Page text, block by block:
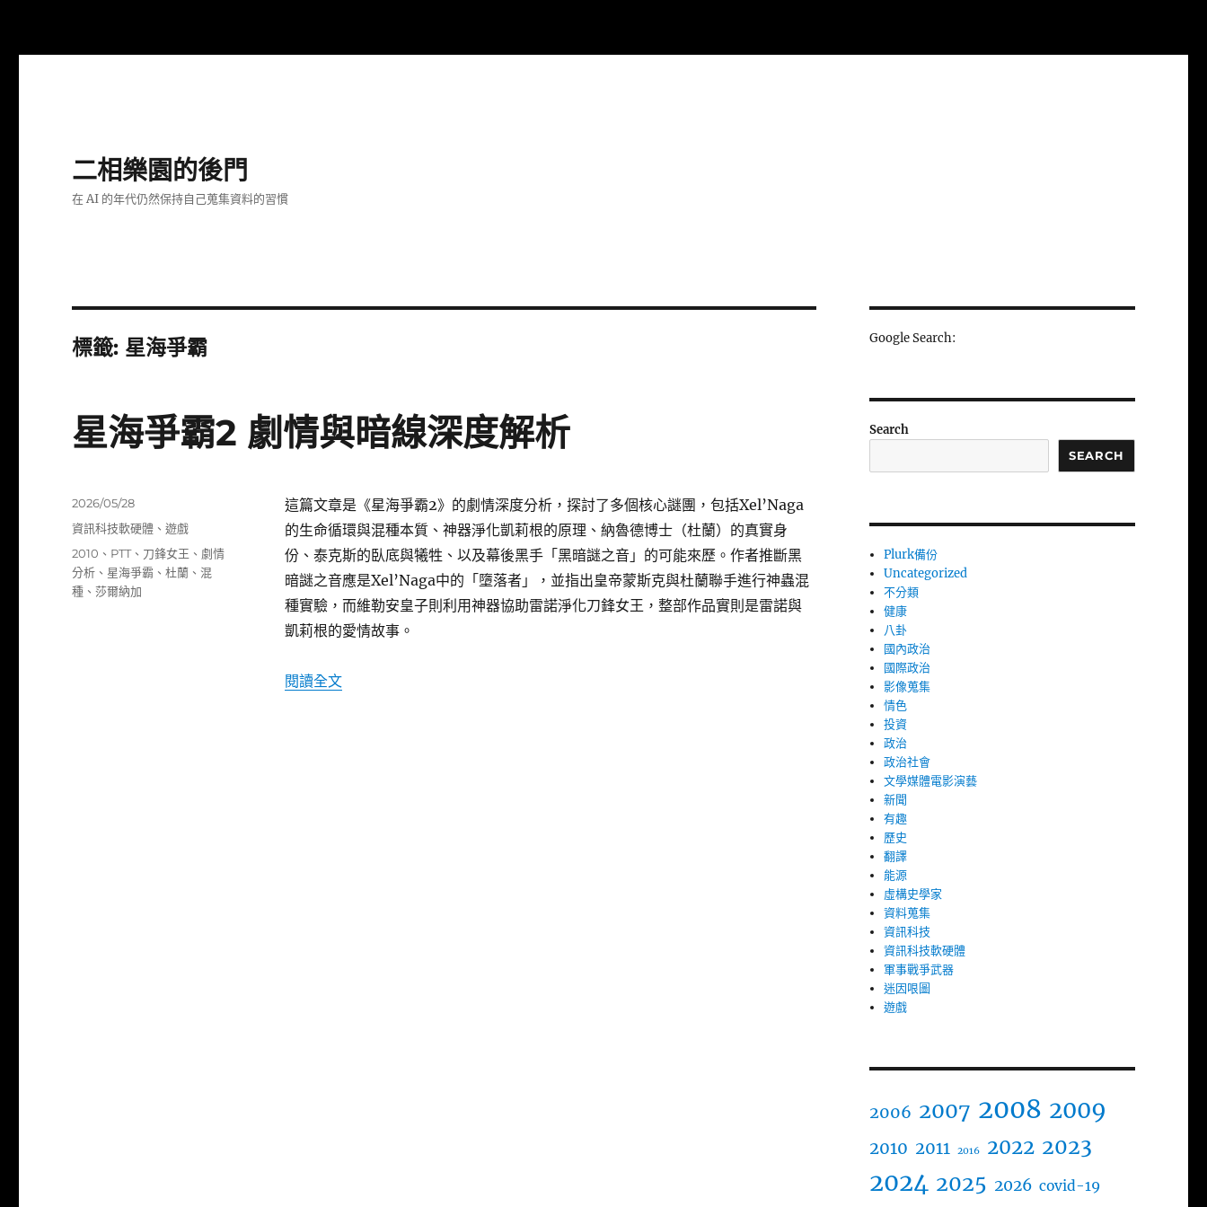
二相樂園的後門
在 AI 的年代仍然保持自己蒐集資料的習慣
標籤: 星海爭霸
星海爭霸2 劇情與暗線深度解析
這篇文章是《星海爭霸2》的劇情深度分析，探討了多個核心謎團，包括Xel’Naga
的生命循環與混種本質、神器淨化凱莉根的原理、納魯德博士（杜蘭）的真實身
份、泰克斯的臥底與犧牲、以及幕後黑手「黑暗謎之音」的可能來歷。作者推斷黑
暗謎之音應是Xel’Naga中的「墮落者」，並指出皇帝蒙斯克與杜蘭聯手進行神蟲混
種實驗，而維勒安皇子則利用神器協助雷諾淨化刀鋒女王，整部作品實則是雷諾與
凱莉根的愛情故事。
閱讀全文〈星海爭霸2 劇情與暗線深度解析〉
發
佈
期:
2026/05/28
分
資訊科技軟硬體 、遊戲
標
籤
2010 、 PTT、 刀鋒女王 、 劇情
分析 、 星海爭霸 、杜蘭 、混
種 、莎爾納加
Google Search:
Search
SEARCH
Plurk備份
Uncategorized
不分類
健康
八卦
國內政治
國際政治
影像蒐集
情色
投資
政治
政治社會
文學媒體電影演藝
新聞
有趣
歷史
翻譯
能源
虛構史學家
資料蒐集
資訊科技
資訊科技軟硬體
軍事戰爭武器
迷因哏圖
遊戲
2006 2007 2008 2009
2010 2011 2016 2022 2023
2024 2025 2026 covid-19